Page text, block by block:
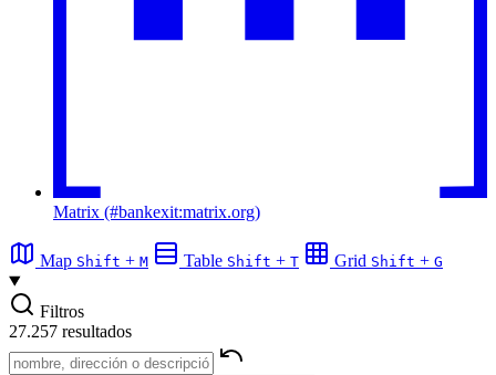
Matrix (#bankexit:matrix.org)
Map Shift + M Table Shift + T Grid Shift + G
Filtros
27.257 resultados